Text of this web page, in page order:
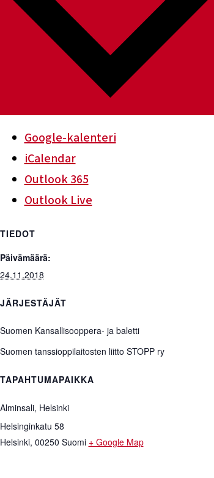
Google-kalenteri
iCalendar
Outlook 365
Outlook Live
TIEDOT
Päivämäärä:
24.11.2018
JÄRJESTÄJÄT
Suomen Kansallisooppera- ja baletti
Suomen tanssioppilaitosten liitto STOPP ry
TAPAHTUMAPAIKKA
Alminsali, Helsinki
Helsinginkatu 58
Helsinki, 00250 Suomi + Google Map